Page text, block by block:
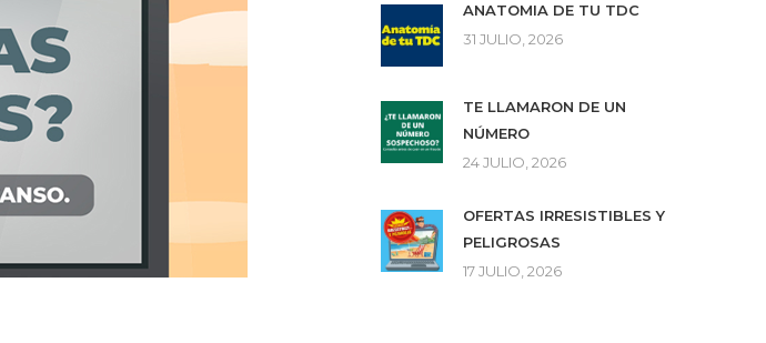
ANATOMÍA DE TU TDC
31 JULIO, 2026
TE LLAMARON DE UN
NÚMERO
24 JULIO, 2026
OFERTAS IRRESISTIBLES Y
PELIGROSAS
17 JULIO, 2026